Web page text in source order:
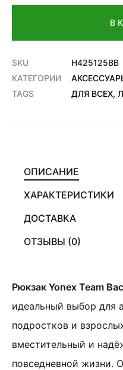
В
SKU
H425125BB
КАТЕГОРИИ
TAGS
ДЛЯ ВСЕХ,
ОПИСАНИЕ
ХАРАКТЕРИСТИКИ
ДОСТАВКА
ОТЗЫВЫ (0)
Рюкзак Yonex Team
идеальный выбор для
подростков и
вместительный и
повседневной жизни.